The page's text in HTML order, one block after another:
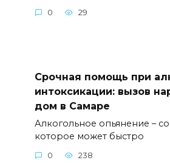
0 29
Срочная помощь при
интоксикации: вызов
дом в Самаре
Алкогольное опьянение –
которое может быстро
0 238